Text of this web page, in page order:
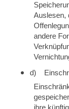
Auslesen,
andere
d)
ihre